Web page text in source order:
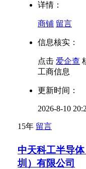
详情：
商铺 留言
信息核实：
点击 爱企查
工商信息
更新时间：
2026-8-10
15年 留言
中天科工半导
圳）有限公司